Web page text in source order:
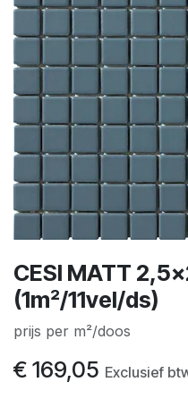
CESI MATT
(1m²/11vel/ds)
prijs per m²/doos
€ 169,05 Exclusief